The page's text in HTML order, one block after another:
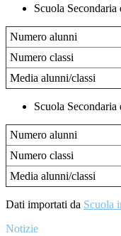
Scuola
Numero alunni
Numero classi
Media alunni/classi
Scuola
Numero alunni
Numero classi
Media alunni/classi
Dati importati da Scuola
Notizie